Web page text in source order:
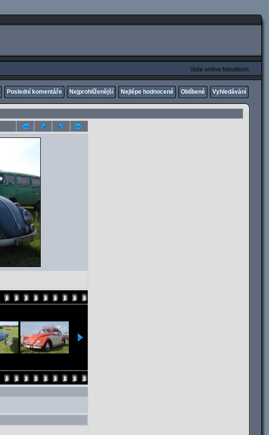
Vaše online fotoalbum
Poslední komentáře Nejprohlíženější Nejlépe hodnocené Oblíbené Vyhledávání